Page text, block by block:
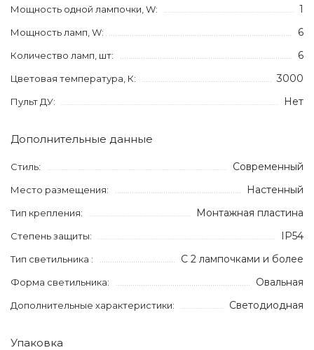
Мощность одной лампочки, W: 1
Мощность ламп, W: 6
Количество ламп, шт: 6
Цветовая температура, К: 3000
Пульт ДУ: Нет
Дополнительные данные
Стиль: Современный
Место размещения: Настенный
Тип крепления: Монтажная пластина
Степень защиты: IP54
Тип светильника : С 2 лампочками и более
Форма светильника: Овальная
Дополнительные характеристики: Светодиодная
Упаковка